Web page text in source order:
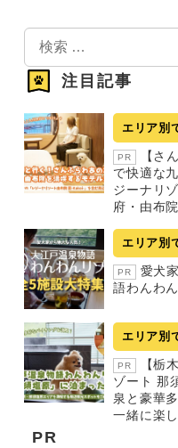
索
注目記事
エリア別
PR
【さ
で快適な
ジーナリ
府・由布
エリア別
PR
愛犬
語わんわ
エリア別
PR
【栃
ゾート 那
泉と豪華
一緒に楽
PR